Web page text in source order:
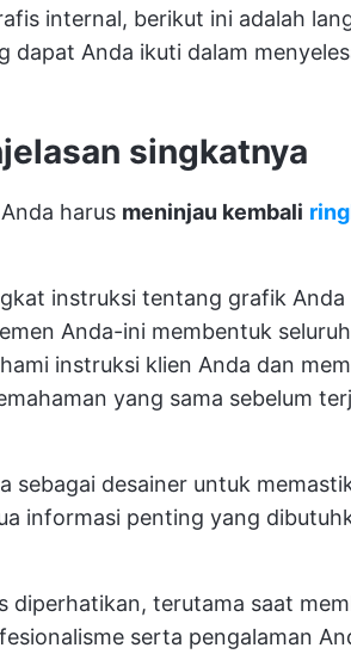
internal, berikut ini adalah
dapat Anda ikuti dalam
singkatnya
harus meninjau kembali
instruksi tentang grafik Anda
Anda-ini membentuk
instruksi klien Anda dan
yang sama sebelum
sebagai desainer untuk
informasi penting yang
diperhatikan, terutama saat
serta pengalaman